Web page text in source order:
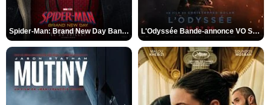
Spider-Man: Brand New Day Bande-annonce VO STFR L'Odyssée Bande-annonce VO STFR